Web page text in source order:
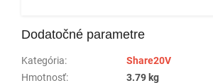
Dodatočné parametre
Kategória:
Share20V
Hmotnosť:
3.79 kg